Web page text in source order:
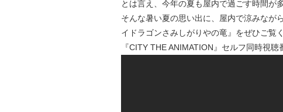
とは言え、今年の夏も屋内で過ごす時間が
そんな暑い夏の思い出に、屋内で涼みなが
イドラゴンさみしがりやの竜』をぜひご覧
『CITY THE ANIMATION』セルフ同時視聴